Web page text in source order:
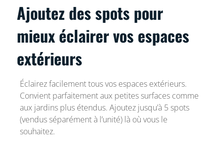
Ajoutez des spots pour
mieux éclairer vos espaces
extérieurs
Éclairez facilement tous vos espaces extérieurs.
Convient parfaitement aux petites surfaces comme
aux jardins plus étendus. Ajoutez jusqu’à 5 spots
(vendus séparément à l’unité) là où vous le
souhaitez.